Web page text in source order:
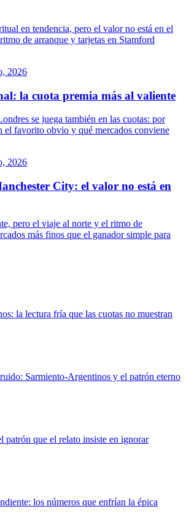
en tendencia, pero el valor no está en el
de arranque y tarjetas en Stamford
2026
la cuota premia más al valiente
se juega también en las cuotas: por
el favorito obvio y qué mercados conviene
2026
City: el valor no está en
pero el viaje al norte y el ritmo de
más finos que el ganador simple para
la lectura fría que las cuotas no muestran
Sarmiento-Argentinos y el patrón eterno
patrón que el relato insiste en ignorar
los números que enfrían la épica